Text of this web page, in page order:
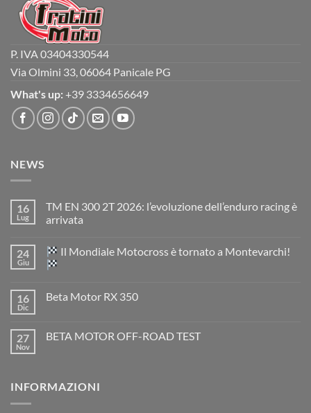
P. IVA 03404330544
Via Olmini 33, 06064 Panicale PG
What's up: +39 3334656649
NEWS
16
Lug
TM EN 300 2T 2026: l’evoluzione dell’enduro racing è
arrivata
su
TM
EN
2026:
è
arrivata
24
Giu
Il Mondiale Motocross è tornato a Montevarchi!
su
Motocross
è
16
Dic
Beta Motor RX 350
Beta
27
Nov
BETA MOTOR OFF-ROAD TEST
MOTOR
INFORMAZIONI